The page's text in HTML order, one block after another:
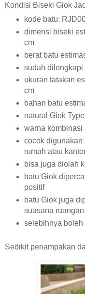
Kondisi Biseki Giok
kode batu:
dimensi biseki
cm
berat batu
sudah dilengkapi
ukuran tatakan
cm
bahan batu
natural Giok
warna kombinasi
cocok digunakan
rumah atau
bisa juga diolah
batu Giok
positif
batu Giok juga
suasana
selebihnya boleh
Sedikit penampakan